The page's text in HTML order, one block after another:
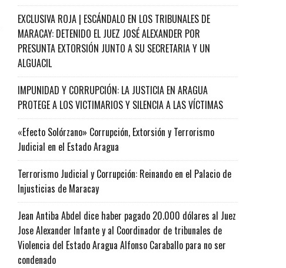
EXCLUSIVA ROJA | ESCÁNDALO EN LOS TRIBUNALES DE
MARACAY: DETENIDO EL JUEZ JOSÉ ALEXANDER POR
PRESUNTA EXTORSIÓN JUNTO A SU SECRETARIA Y UN
ALGUACIL
IMPUNIDAD Y CORRUPCIÓN: LA JUSTICIA EN ARAGUA
PROTEGE A LOS VICTIMARIOS Y SILENCIA A LAS VÍCTIMAS
«Efecto Solórzano» Corrupción, Extorsión y Terrorismo
Judicial en el Estado Aragua
Terrorismo Judicial y Corrupción: Reinando en el Palacio de
Injusticias de Maracay
Jean Antiba Abdel dice haber pagado 20.000 dólares al Juez
Jose Alexander Infante y al Coordinador de tribunales de
Violencia del Estado Aragua Alfonso Caraballo para no ser
condenado